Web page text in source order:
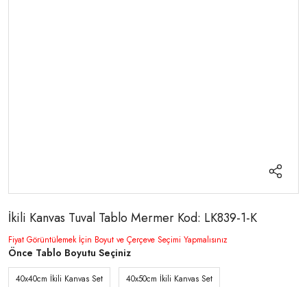
İkili Kanvas Tuval Tablo Mermer Kod: LK839-1-K
Fiyat Görüntülemek İçin Boyut ve Çerçeve Seçimi Yapmalısınız
Önce Tablo Boyutu Seçiniz
40x40cm İkili Kanvas Set 40x50cm İkili Kanvas Set